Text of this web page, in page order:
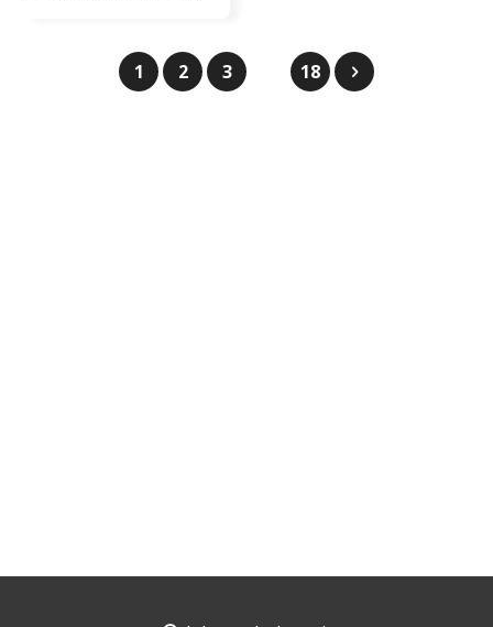
1 2 3 18